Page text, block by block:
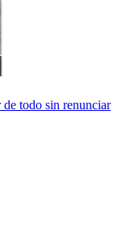
de todo sin renunciar